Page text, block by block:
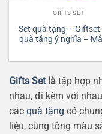
GIFTS SET
Set quà tặng – Giftset
quà tặng ý nghĩa –
Gifts Setlà tập hợp
nhau, đi kèm với
các quà tặng có
liệu, cùng tông màu